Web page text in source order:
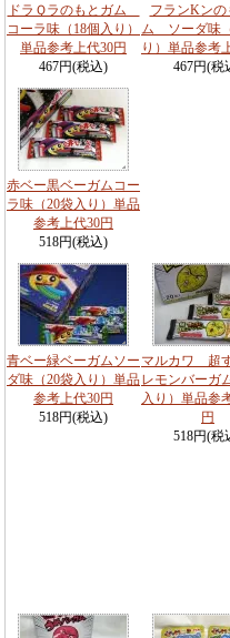
ドラＱラのもとガム
コーラ味（18個入り）
単品参考上代30円
467円(税込)
フランKンの
ム ソーダ味
り）単品参考
467円(税
赤ベー黒ベーガムコー
ラ味（20袋入り）単品
参考上代30円
518円(税込)
青ベー緑ベーガムソー
ダ味（20袋入り）単品
参考上代30円
518円(税込)
マルカワ 超
レモンバーガ
入り）単品参
円
518円(税